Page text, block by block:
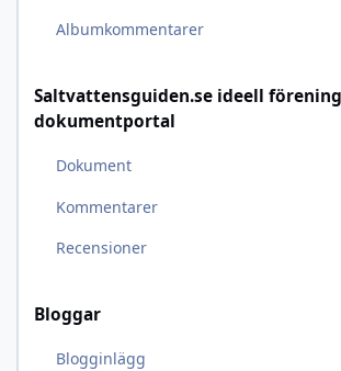
Albumkommentarer
Saltvattensguiden.se ideell förening
dokumentportal
Dokument
Kommentarer
Recensioner
Bloggar
Blogginlägg